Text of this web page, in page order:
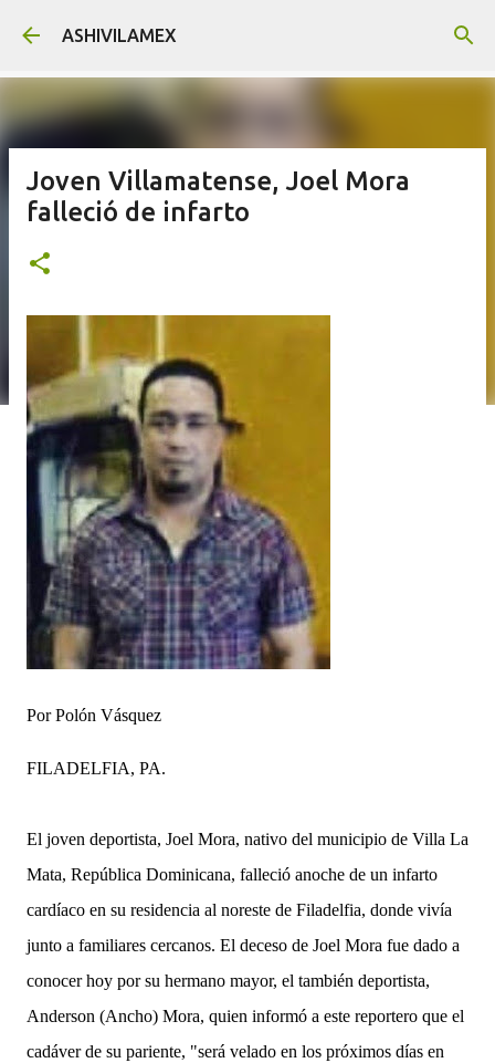
Ir al contenido principal
ASHIVILAMEX
Joven Villamatense, Joel Mora
falleció de infarto
Por Polón Vásquez
FILADELFIA, PA.
El joven deportista, Joel Mora, nativo del municipio de Villa La
Mata, República Dominicana, falleció anoche de un infarto
cardíaco en su residencia al noreste de Filadelfia, donde vivía
junto a familiares cercanos. El deceso de Joel Mora fue dado a
conocer hoy por su hermano mayor, el también deportista,
Anderson (Ancho) Mora, quien informó a este reportero que el
cadáver de su pariente, "será velado en los próximos días en